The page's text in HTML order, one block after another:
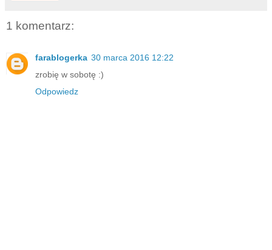
1 komentarz:
farablogerka 30 marca 2016 12:22
zrobię w sobotę :)
Odpowiedz